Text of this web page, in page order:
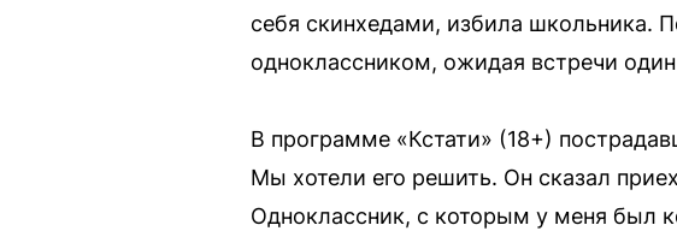
себя скинхедами, избила школьника.
одноклассником, ожидая встречи
В программе «Кстати» (18+)
Мы хотели его решить. Он сказал
Одноклассник, с которым у меня был